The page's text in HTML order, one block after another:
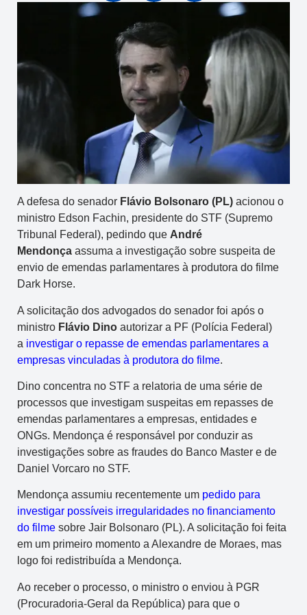
A defesa do senador Flávio Bolsonaro (PL) acionou o
ministro Edson Fachin, presidente do STF (Supremo
Tribunal Federal), pedindo que André
Mendonça assuma a investigação sobre suspeita de
envio de emendas parlamentares à produtora do filme
Dark Horse.
A solicitação dos advogados do senador foi após o
ministro Flávio Dino autorizar a PF (Polícia Federal)
a investigar o repasse de emendas parlamentares a
empresas vinculadas à produtora do filme.
Dino concentra no STF a relatoria de uma série de
processos que investigam suspeitas em repasses de
emendas parlamentares a empresas, entidades e
ONGs. Mendonça é responsável por conduzir as
investigações sobre as fraudes do Banco Master e de
Daniel Vorcaro no STF.
Mendonça assumiu recentemente um pedido para
investigar possíveis irregularidades no financiamento
do filme sobre Jair Bolsonaro (PL). A solicitação foi feita
em um primeiro momento a Alexandre de Moraes, mas
logo foi redistribuída a Mendonça.
Ao receber o processo, o ministro o enviou à PGR
(Procuradoria-Geral da República) para que o